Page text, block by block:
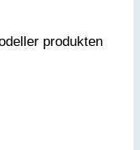
produkten